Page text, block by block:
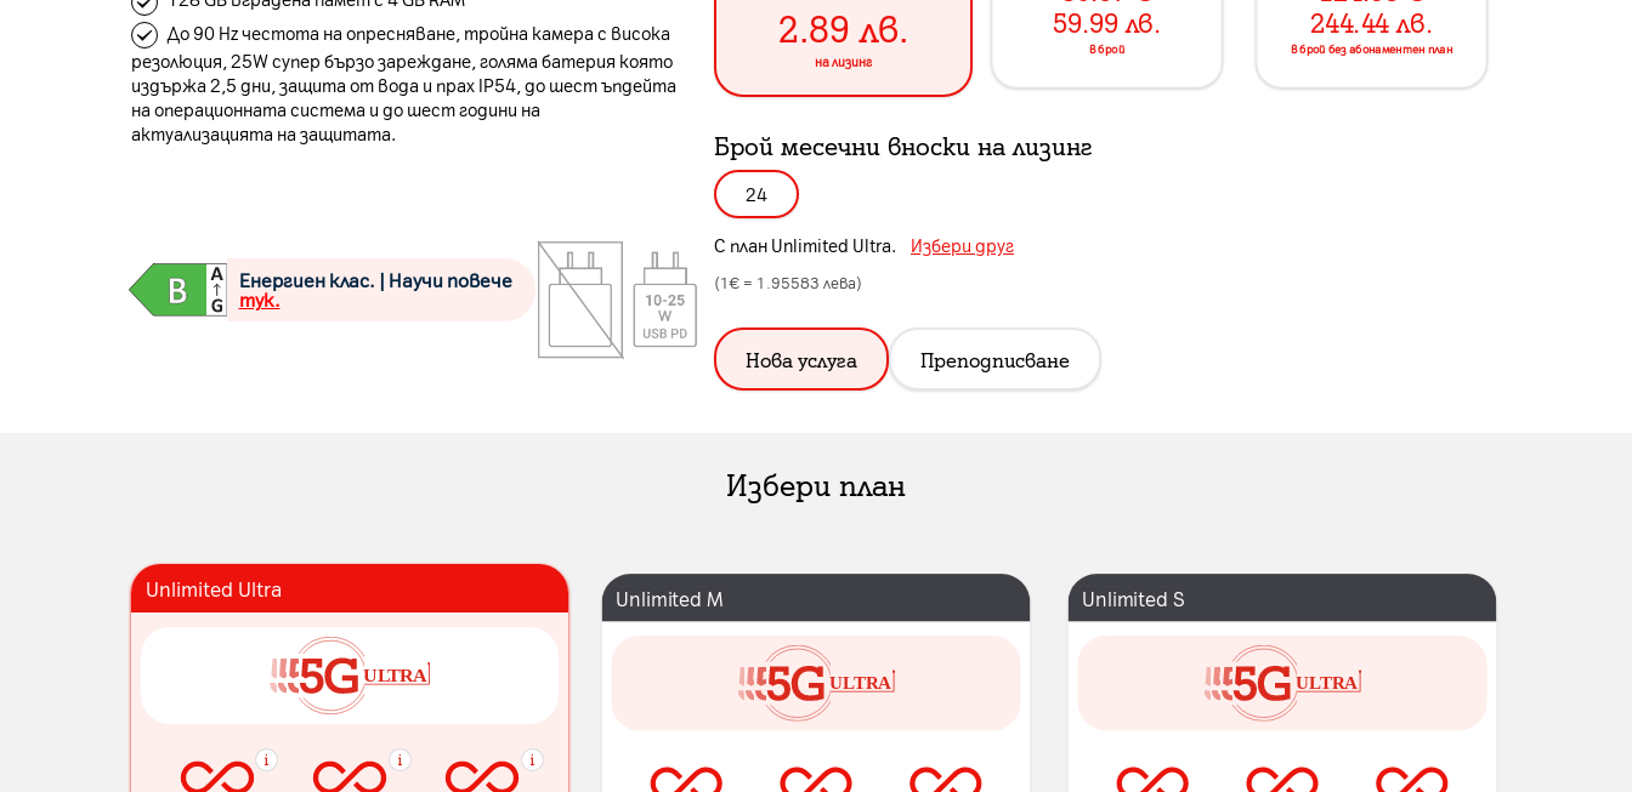
До 90 Hz честота на опресняване, тройна камера с висока
резолюция, 25W супер бързо зареждане, голяма батерия която
издържа 2,5 дни, защита от вода и прах IP54, до шест ъпдейта
на операционната система и до шест години на
актуализацията на защитата.
Енергиен клас. | Научи повече
тук.
2.89 лв.
на лизинг
59.99 лв.
в брой
244.44 лв.
в брой без абонаментен план
Брой месечни вноски на лизинг
24
С план Unlimited Ultra. Избери друг
(1€ = 1.95583 лева)
Нова услуга Преподписване
Избери план
Unlimited Ultra Unlimited M Unlimited S